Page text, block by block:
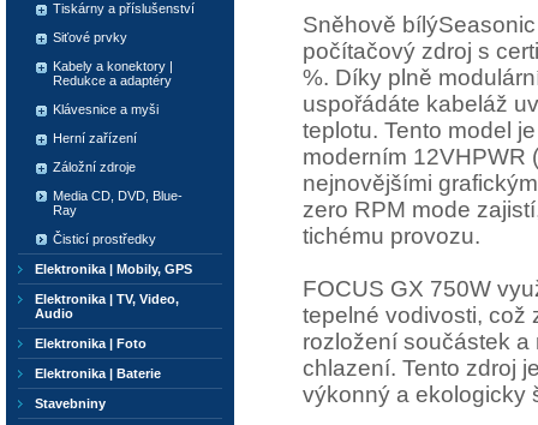
Sněhově
počítačový zdroj s
%. Díky plně
uspořádáte kabeláž
teplotu. Tento model
moderním 12VHPWR
nejnovějšími
zero RPM mode
tichému provozu.
FOCUS GX 750W
tepelné vodivosti, což
rozložení součástek
chlazení. Tento zdroj
výkonný a ekologicky
Tiskárny a příslušenství
Siťové prvky
Kabely a konektory |
Redukce a adaptéry
Klávesnice a myši
Herní zařízení
Záložní zdroje
Media CD, DVD, Blue-
Ray
Čisticí prostředky
Elektronika | Mobily, GPS
Elektronika | TV, Video,
Audio
Elektronika | Foto
Elektronika | Baterie
Stavebniny